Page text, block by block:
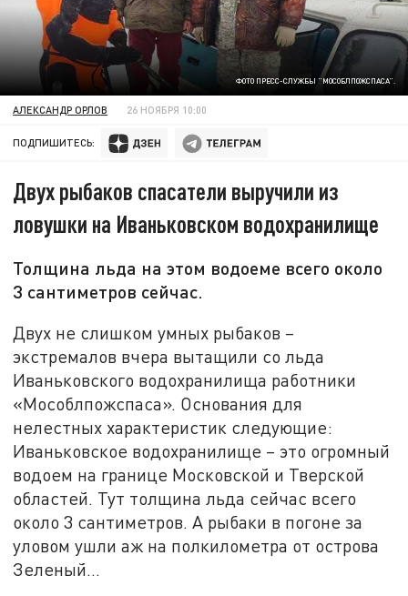
ФОТО ПРЕСС-СЛУЖБЫ "МОСОБЛПОЖСПАСА".
АЛЕКСАНДР ОРЛОВ 26 НОЯБРЯ 10:00
ПОДПИШИТЕСЬ:
Двух рыбаков спасатели выручили из
ловушки на Иваньковском водохранилище
Толщина льда на этом водоеме всего около
3 сантиметров сейчас.
Двух не слишком умных рыбаков –
экстремалов вчера вытащили со льда
Иваньковского водохранилища работники
«Мособлпожспаса». Основания для
нелестных характеристик следующие:
Иваньковское водохранилище – это огромный
водоем на границе Московской и Тверской
областей. Тут толщина льда сейчас всего
около 3 сантиметров. А рыбаки в погоне за
уловом ушли аж на полкилометра от острова
Зеленый…